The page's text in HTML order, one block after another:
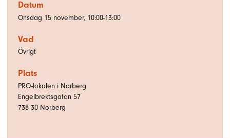
Datum
Onsdag 15 november, 10:00-13:00
Vad
Övrigt
Plats
PRO-lokalen i Norberg
Engelbrektsgatan 57
738 30 Norberg